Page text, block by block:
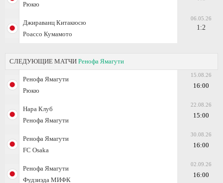
Рюкю
Джираванц Китакюсю
Роассо Кумамото
06.05.26
1:2
СЛЕДУЮЩИЕ МАТЧИ Ренофа Ямагути
Ренофа Ямагути
Рюкю
15.08.26
16:00
Нара Клуб
Ренофа Ямагути
22.08.26
15:00
Ренофа Ямагути
FC Osaka
30.08.26
16:00
Ренофа Ямагути
Фудзиэда МИФК
02.09.26
16:00